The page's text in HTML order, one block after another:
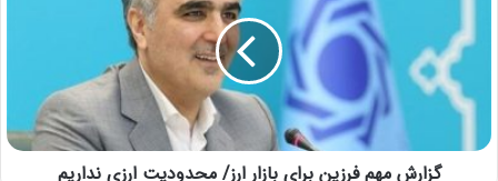
گزارش مهم فرزین برای بازار ارز/ محدودیت ارزی نداریم